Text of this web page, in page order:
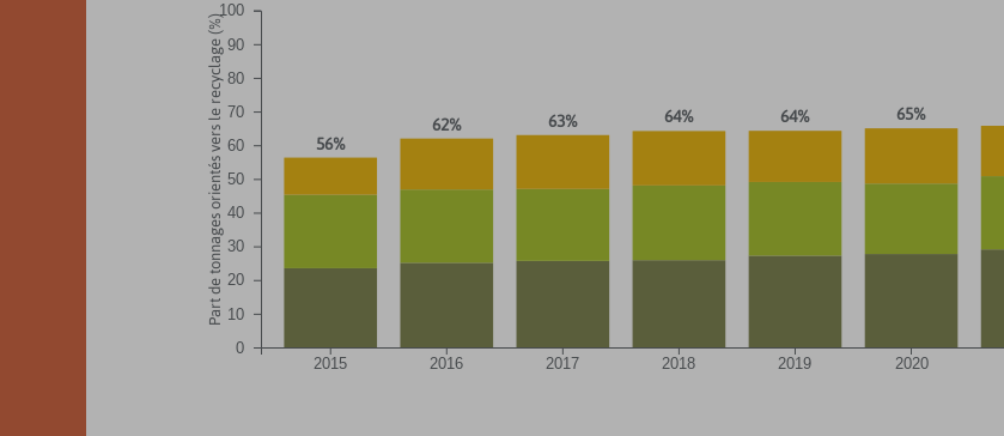
2015 2016 2017 2018 2019 2020
0
10
20
30
40
50
60
70
80
90
100
56%
62%
64%
64%
65%
63%
Part de tonnages orientés vers le recyclage (%)